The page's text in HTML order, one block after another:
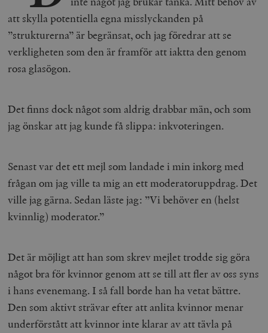
att skylla potentiella egna misslyckanden på
”strukturerna” är begränsat, och jag föredrar att se
verkligheten som den är framför att iaktta den genom
rosa glasögon.
Det finns dock något som aldrig drabbar män, och som
jag önskar att jag kunde få slippa: inkvoteringen.
Senast var det ett mejl som landade i min inkorg med
frågan om jag ville ta mig an ett moderatoruppdrag. Det
ville jag gärna. Sedan läste jag: ”Vi behöver en (helst
kvinnlig) moderator.”
Det är möjligt att han som skrev mejlet trodde sig göra
något bra för kvinnor genom att se till att fler av oss syns
i hans evenemang. I så fall borde han ha vetat bättre.
Den som aktivt strävar efter att anlita kvinnor menar
underförstått att kvinnor inte klarar av att tävla på